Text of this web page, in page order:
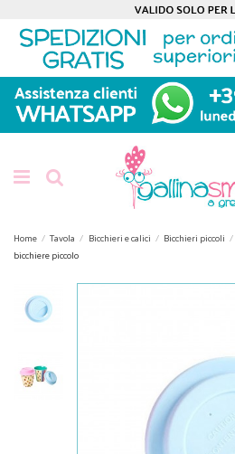
Home Tavola Bicchieri e calici Bicchieri piccoli
bicchiere piccolo